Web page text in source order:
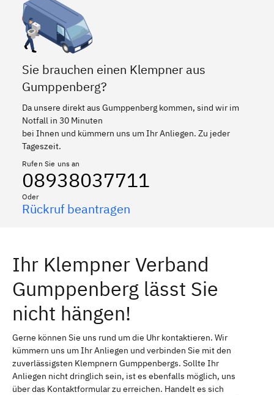
Sie brauchen einen Klempner aus
Gumppenberg?
Da unsere direkt aus Gumppenberg kommen, sind wir im
Notfall in 30 Minuten
bei Ihnen und kümmern uns um Ihr Anliegen. Zu jeder
Tageszeit.
Rufen Sie uns an
08938037711
Oder
Rückruf beantragen
Ihr Klempner Verband
Gumppenberg lässt Sie
nicht hängen!
Gerne können Sie uns rund um die Uhr kontaktieren. Wir
kümmern uns um Ihr Anliegen und verbinden Sie mit den
zuverlässigsten Klempnern Gumppenbergs. Sollte Ihr
Anliegen nicht dringlich sein, ist es ebenfalls möglich, uns
über das Kontaktformular zu erreichen. Handelt es sich